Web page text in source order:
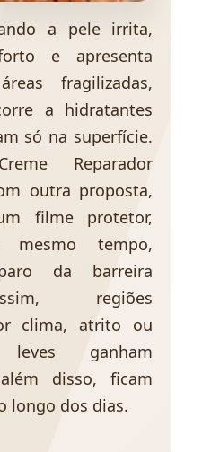
a pele irrita,
e apresenta
fragilizadas,
a hidratantes
só na superfície.
Reparador
outra proposta,
filme protetor,
tempo,
da barreira
regiões
clima, atrito ou
leves ganham
disso, ficam
longo dos dias.